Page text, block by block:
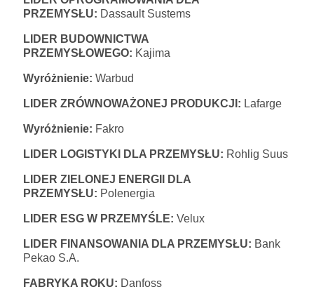
PRZEMYSŁU: Dassault Sustems
LIDER BUDOWNICTWA
PRZEMYSŁOWEGO: Kajima
Wyróżnienie: Warbud
LIDER ZRÓWNOWAŻONEJ PRODUKCJI: Lafarge
Wyróżnienie: Fakro
LIDER LOGISTYKI DLA PRZEMYSŁU: Rohlig Suus
LIDER ZIELONEJ ENERGII DLA
PRZEMYSŁU: Polenergia
LIDER ESG W PRZEMYŚLE: Velux
LIDER FINANSOWANIA DLA PRZEMYSŁU: Bank
Pekao S.A.
FABRYKA ROKU: Danfoss